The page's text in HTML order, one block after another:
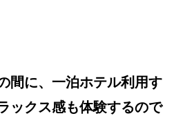
間に、一泊ホテル利用す
ックス感も体験するので